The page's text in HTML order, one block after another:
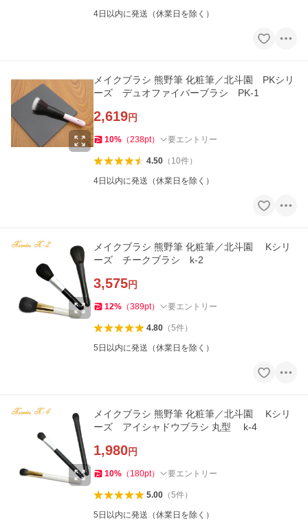
4日以内に発送（休業日を除く）
メイクブラシ 熊野筆 化粧筆／北斗園 PKシリ
ーズ デュオファイバーブラシ PK-1
2,619円
10% （238pt） 要エントリー
4.50（ 10件）
4日以内に発送（休業日を除く）
メイクブラシ 熊野筆 化粧筆／北斗園 Kシリ
ーズ チークブラシ k-2
3,575円
12% （389pt） 要エントリー
4.80（5件）
5日以内に発送（休業日を除く）
メイクブラシ 熊野筆 化粧筆／北斗園 Kシリ
ーズ アイシャドウブラシ 丸型 k-4
1,980円
10% （ 180pt） 要エントリー
5.00（5件）
5日以内に発送（休業日を除く）